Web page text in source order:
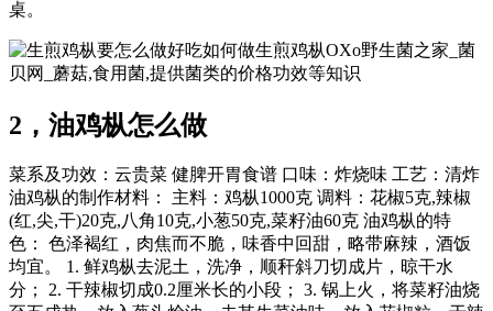
桌。
OXo野生菌之家_菌
贝网_蘑菇,食用菌,提供菌类的价格功效等知识
2，油鸡枞怎么做
菜系及功效：云贵菜 健脾开胃食谱 口味：炸烧味 工艺：清炸
油鸡枞的制作材料： 主料：鸡枞1000克 调料：花椒5克,辣椒
(红,尖,干)20克,八角10克,小葱50克,菜籽油60克 油鸡枞的特
色： 色泽褐红，肉焦而不脆，味香中回甜，略带麻辣，酒饭
均宜。 1. 鲜鸡枞去泥土，洗净，顺秆斜刀切成片，晾干水
分； 2. 干辣椒切成0.2厘米长的小段； 3. 锅上火，将菜籽油烧